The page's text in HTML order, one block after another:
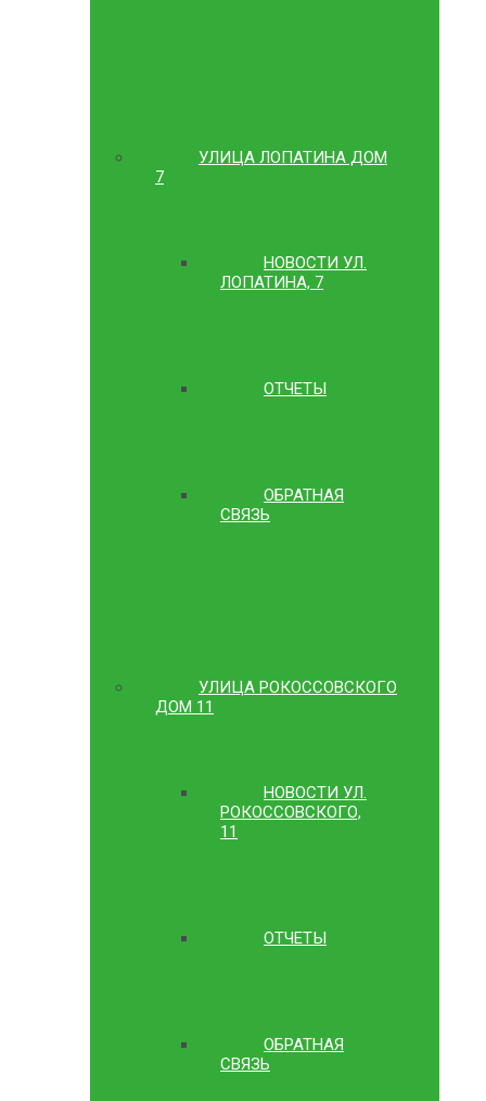
УЛИЦА ЛОПАТИНА ДОМ
7
НОВОСТИ УЛ.
ЛОПАТИНА, 7
ОТЧЕТЫ
ОБРАТНАЯ
СВЯЗЬ
УЛИЦА РОКОССОВСКОГО
ДОМ 11
НОВОСТИ УЛ.
РОКОССОВСКОГО,
11
ОТЧЕТЫ
ОБРАТНАЯ
СВЯЗЬ